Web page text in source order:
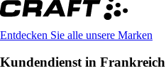
Entdecken Sie alle unsere Marken
Kundendienst in Frankreich